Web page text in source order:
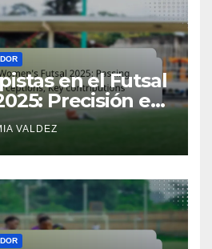
en el Futsal
Precisión en
clave
VALDEZ